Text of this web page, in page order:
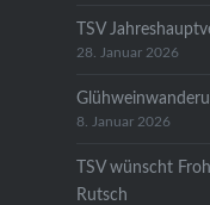
TSV
28. Januar 2026
8. Januar 2026
TSV wünscht
Rutsch